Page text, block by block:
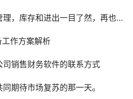
和进出一目了然，再也不用频繁翻账盘查啦
工作方案解析
销售财务软件的联系方式
期待市场复苏的那一天。